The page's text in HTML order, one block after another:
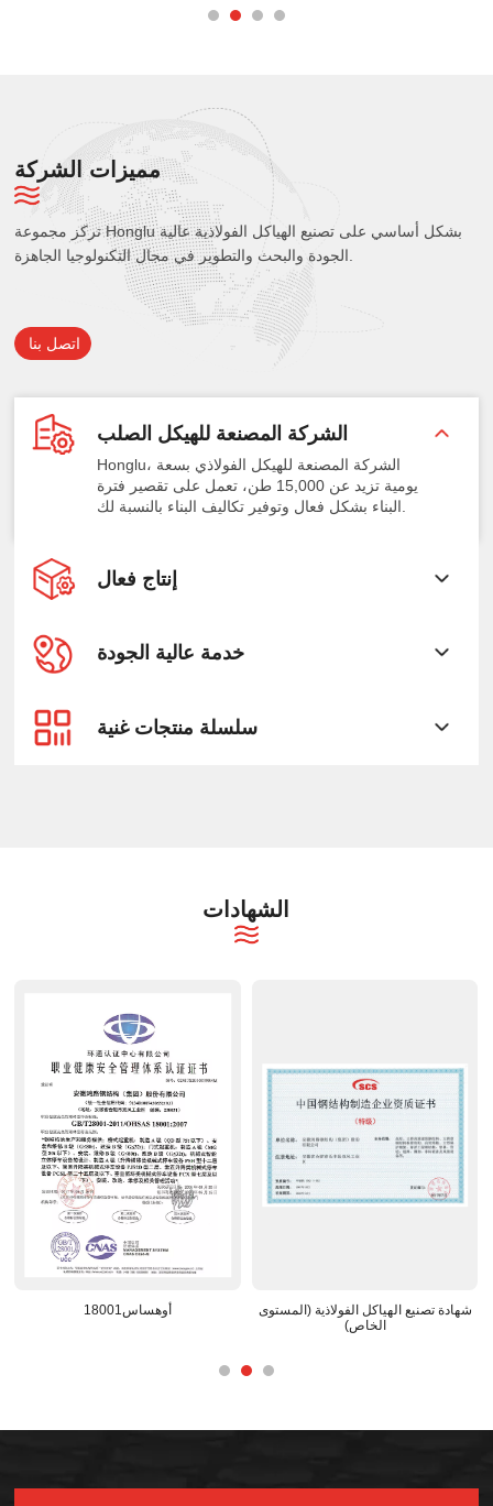
مميزات الشركة
تركز مجموعة Honglu بشكل أساسي على تصنيع الهياكل الفولاذية عالية
الجودة والبحث والتطوير في مجال التكنولوجيا الجاهزة.
اتصل بنا
الشركة المصنعة للهيكل الصلب
Honglu، الشركة المصنعة للهيكل الفولاذي بسعة
يومية تزيد عن 15,000 طن، تعمل على تقصير فترة
إنتاج فعال
خدمة عالية الجودة
سلسلة منتجات غنية
الشهادات
أوهساس18001
شهادة تصنيع الهياكل الفولاذية (المستوى
الخاص)